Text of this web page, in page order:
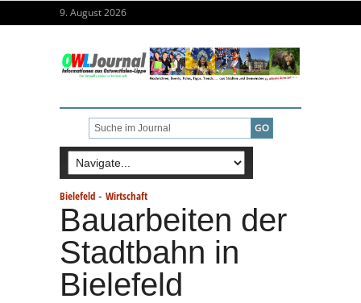
9. August 2026
Bielefeld - Wirtschaft
Bauarbeiten der
Stadtbahn in
Bielefeld